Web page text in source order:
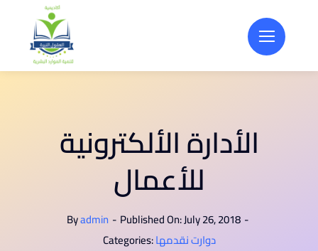
content
الأدارة الألكترونية
للأعمال
Byadmin - Published On: July 26, 2018 -
Categories:دوارت نقدمها